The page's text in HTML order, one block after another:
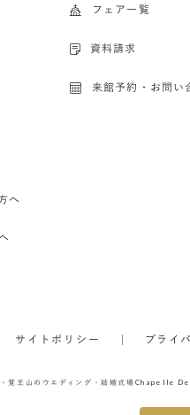
へ
フェア一覧
資料請求
来館予約・お問い
サイトポリシー プライ
覚王山のウエディング・結婚式場 Chapelle